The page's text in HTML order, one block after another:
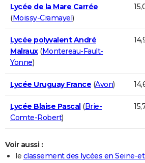
Lycée de la Mare Carrée
(Moissy-Cramayel)
Lycée polyvalent André
Malraux(Montereau-Fault-
Yonne)
Lycée Uruguay France (Avon)
Lycée Blaise Pascal(Brie-
Comte-Robert)
Voir aussi :
le classement des lycées en Seine-